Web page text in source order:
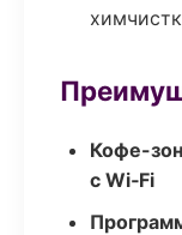
Кофе-
с Wi‑Fi